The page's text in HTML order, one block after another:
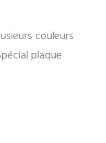
couleurs
plaque